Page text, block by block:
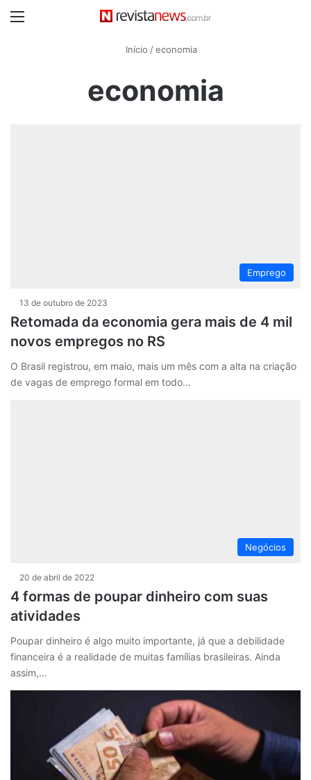
Início /economia
economia
Emprego
13 de outubro de 2023
Retomada da economia gera mais de 4 mil
novos empregos no RS
O Brasil registrou, em maio, mais um mês com a alta na criação
de vagas de emprego formal em todo…
Negócios
20 de abril de 2022
4 formas de poupar dinheiro com suas
atividades
Poupar dinheiro é algo muito importante, já que a debilidade
financeira é a realidade de muitas famílias brasileiras. Ainda
assim,…